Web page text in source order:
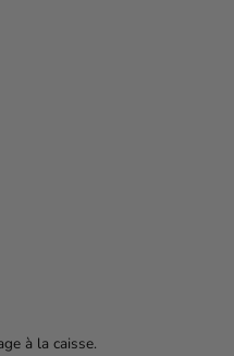
à la caisse.